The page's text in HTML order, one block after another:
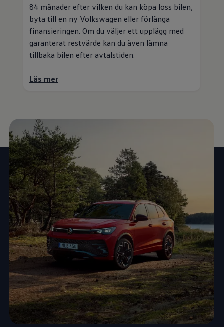
84 månader efter vilken du kan köpa loss bilen,
byta till en ny Volkswagen eller förlänga
finansieringen. Om du väljer ett upplägg med
garanterat restvärde kan du även lämna
tillbaka bilen efter avtalstiden.
Läs mer